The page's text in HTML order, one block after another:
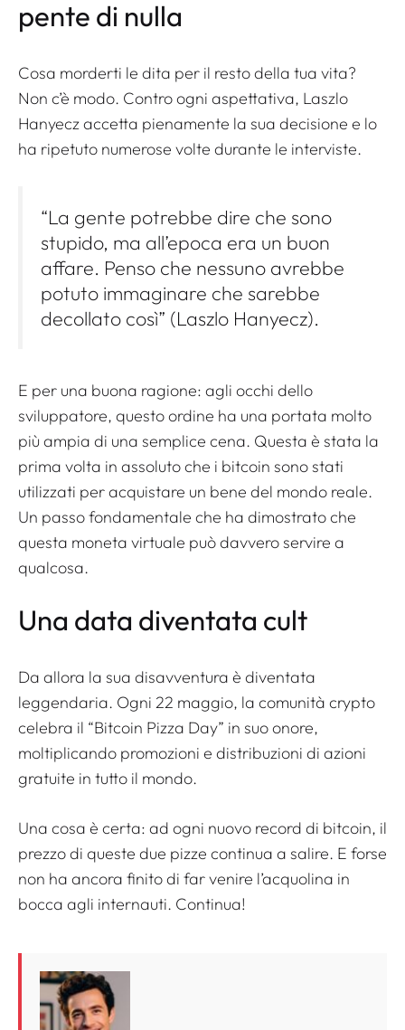
pente di nulla
Cosa morderti le dita per il resto della tua vita?
Non c’è modo. Contro ogni aspettativa, Laszlo
Hanyecz accetta pienamente la sua decisione e lo
ha ripetuto numerose volte durante le interviste.
“La gente potrebbe dire che sono
stupido, ma all’epoca era un buon
affare. Penso che nessuno avrebbe
potuto immaginare che sarebbe
decollato così” (Laszlo Hanyecz).
E per una buona ragione: agli occhi dello
sviluppatore, questo ordine ha una portata molto
più ampia di una semplice cena. Questa è stata la
prima volta in assoluto che i bitcoin sono stati
utilizzati per acquistare un bene del mondo reale.
Un passo fondamentale che ha dimostrato che
questa moneta virtuale può davvero servire a
qualcosa.
Una data diventata cult
Da allora la sua disavventura è diventata
leggendaria. Ogni 22 maggio, la comunità crypto
celebra il “Bitcoin Pizza Day” in suo onore,
moltiplicando promozioni e distribuzioni di azioni
gratuite in tutto il mondo.
Una cosa è certa: ad ogni nuovo record di bitcoin, il
prezzo di queste due pizze continua a salire. E forse
non ha ancora finito di far venire l’acquolina in
bocca agli internauti. Continua!